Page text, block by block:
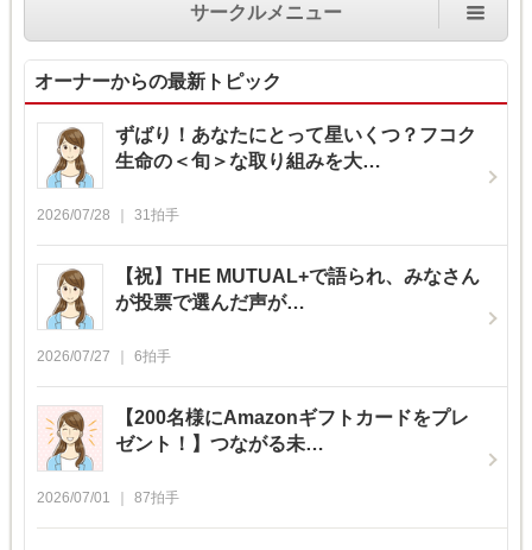
サークルメニュー
オーナーからの最新トピック
ずばり！あなたにとって星いくつ？フコク
生命の＜旬＞な取り組みを大…
2026/07/28 31 拍手
【祝】THE MUTUAL+で語られ、みなさん
が投票で選んだ声が…
2026/07/27 6拍手
【200名様にAmazonギフトカードをプレ
ゼント！】つながる未…
2026/07/01 87拍手